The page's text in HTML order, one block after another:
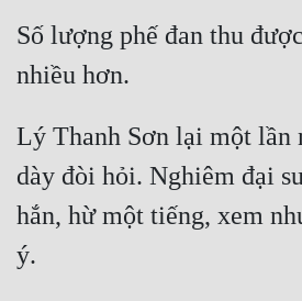
Hài Hước
Hệ Thống
Khoa Huyễn
Khoa Huyễn Không Gian
Kinh Dị
Số lượng phế đan thu
Lý Thanh Sơn lại một lần
dày đòi hỏi. Nghiêm đại
hắn, hừ một tiếng, xem